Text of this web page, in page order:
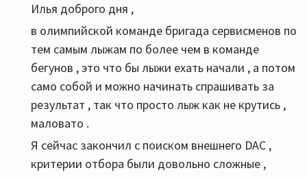
Илья доброго дня ,
в олимпийской команде бригада сервисменов по
тем самым лыжам по более чем в команде
бегунов , это что бы лыжи ехать начали , а потом
само собой и можно начинать спрашивать за
результат , так что просто лыж как не крутись ,
маловато .
Я сейчас закончил с поиском внешнего DAC ,
критерии отбора были довольно сложные ,